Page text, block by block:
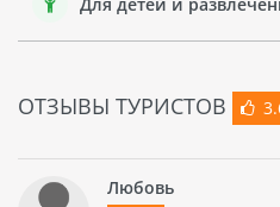
заповедники для изучения
множество развлечений для
заняться водными видами
клубы для тех, кто
Для детей и
ОТЗЫВЫ ТУРИСТОВ
Любовь